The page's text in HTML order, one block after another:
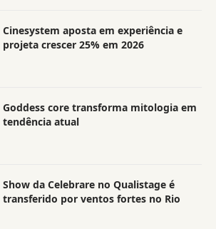
Cinesystem aposta em experiência e
projeta crescer 25% em 2026
Goddess core transforma mitologia em
tendência atual
Show da Celebrare no Qualistage é
transferido por ventos fortes no Rio